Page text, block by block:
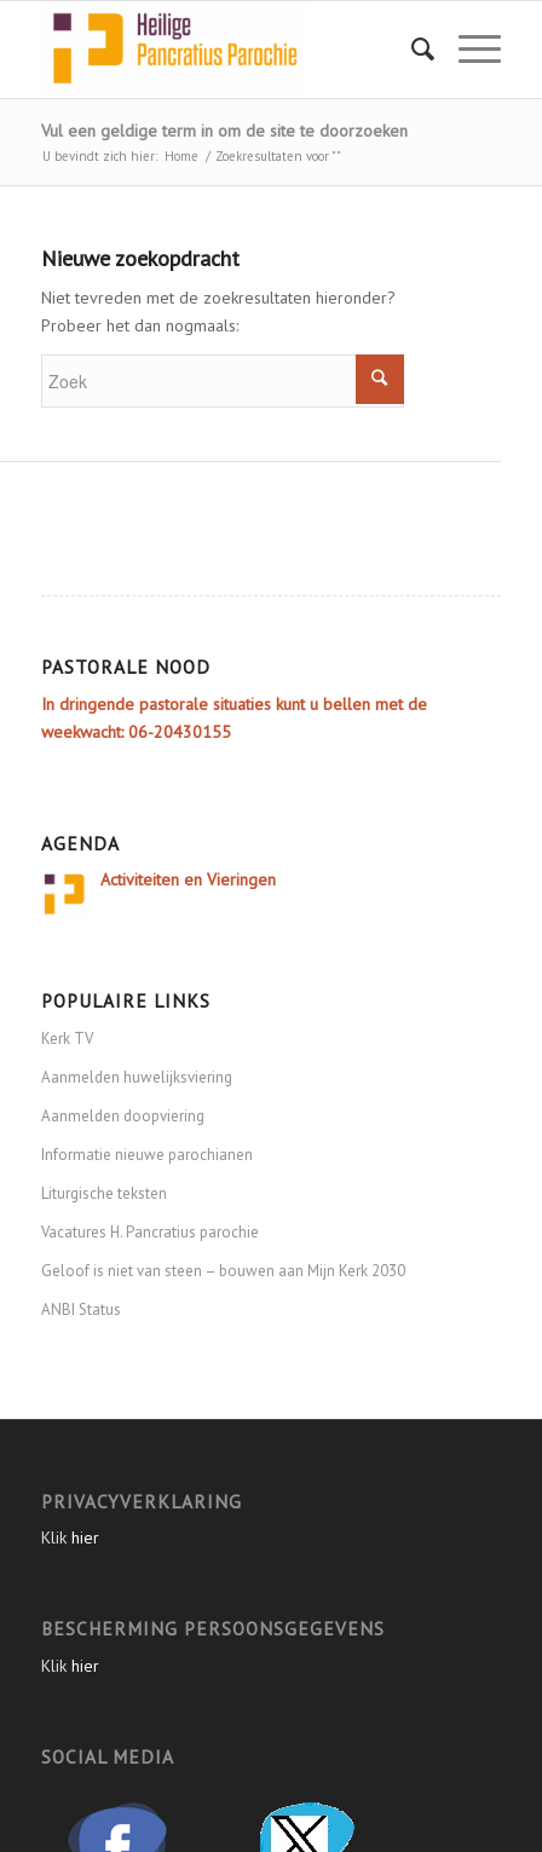
Vul een geldige term in om de site te doorzoeken
U bevindt zich hier: Home / Zoekresultaten voor ""
Nieuwe zoekopdracht
Niet tevreden met de zoekresultaten hieronder?
Probeer het dan nogmaals:
PASTORALE NOOD
In dringende pastorale situaties kunt u bellen met de
weekwacht: 06-20430155
AGENDA
Activiteiten en Vieringen
POPULAIRE LINKS
Kerk TV
Aanmelden huwelijksviering
Aanmelden doopviering
Informatie nieuwe parochianen
Liturgische teksten
Vacatures H. Pancratius parochie
Geloof is niet van steen – bouwen aan Mijn Kerk 2030
ANBI Status
PRIVACYVERKLARING
Klik hier
BESCHERMING PERSOONSGEGEVENS
Klik hier
SOCIAL MEDIA